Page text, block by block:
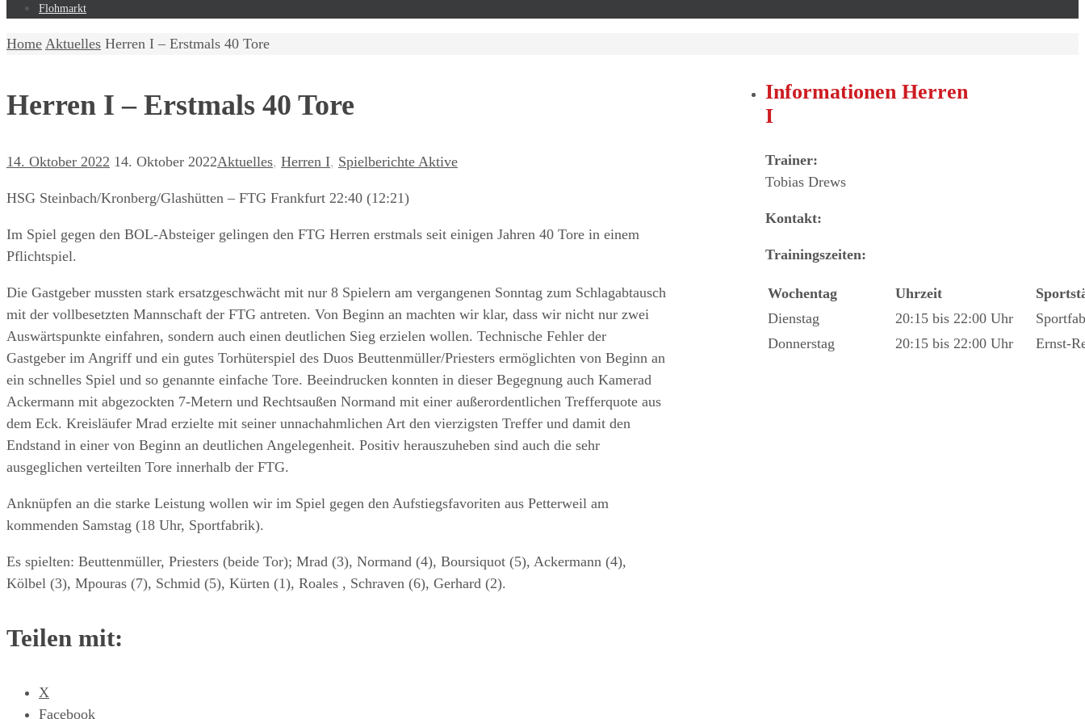
Flohmarkt
Home Aktuelles Herren I – Erstmals 40 Tore
Herren I – Erstmals 40 Tore
14. Oktober 2022 14. Oktober 2022Aktuelles, Herren I, Spielberichte Aktive
HSG Steinbach/Kronberg/Glashütten – FTG Frankfurt 22:40 (12:21)
Im Spiel gegen den BOL-Absteiger gelingen den FTG Herren erstmals seit einigen Jahren 40 Tore in einem
Pflichtspiel.
Die Gastgeber mussten stark ersatzgeschwächt mit nur 8 Spielern am vergangenen Sonntag zum Schlagabtausch
mit der vollbesetzten Mannschaft der FTG antreten. Von Beginn an machten wir klar, dass wir nicht nur zwei
Auswärtspunkte einfahren, sondern auch einen deutlichen Sieg erzielen wollen. Technische Fehler der
Gastgeber im Angriff und ein gutes Torhüterspiel des Duos Beuttenmüller/Priesters ermöglichten von Beginn an
ein schnelles Spiel und so genannte einfache Tore. Beeindrucken konnten in dieser Begegnung auch Kamerad
Ackermann mit abgezockten 7-Metern und Rechtsaußen Normand mit einer außerordentlichen Trefferquote aus
dem Eck. Kreisläufer Mrad erzielte mit seiner unnachahmlichen Art den vierzigsten Treffer und damit den
Endstand in einer von Beginn an deutlichen Angelegenheit. Positiv herauszuheben sind auch die sehr
ausgeglichen verteilten Tore innerhalb der FTG.
Anknüpfen an die starke Leistung wollen wir im Spiel gegen den Aufstiegsfavoriten aus Petterweil am
kommenden Samstag (18 Uhr, Sportfabrik).
Es spielten: Beuttenmüller, Priesters (beide Tor); Mrad (3), Normand (4), Boursiquot (5), Ackermann (4),
Kölbel (3), Mpouras (7), Schmid (5), Kürten (1), Roales , Schraven (6), Gerhard (2).
Teilen mit:
X
Facebook
Informationen Herren
I
Trainer:
Tobias Drews
Kontakt:
Trainingszeiten:
Wochentag Uhrzeit
Dienstag
20:15 bis 22:00 Uhr
Donnerstag
20:15 bis 22:00 Uhr Ernst-